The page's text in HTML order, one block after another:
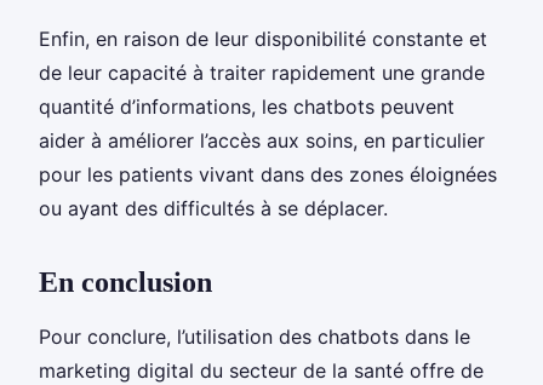
Enfin, en raison de leur disponibilité constante et
de leur capacité à traiter rapidement une grande
quantité d’informations, les chatbots peuvent
aider à améliorer l’accès aux soins, en particulier
pour les patients vivant dans des zones éloignées
ou ayant des difficultés à se déplacer.
En conclusion
Pour conclure, l’utilisation des chatbots dans le
marketing digital du secteur de la santé offre de